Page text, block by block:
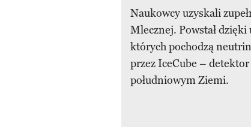
Naukowcy uzyskali
Mlecznej. Powstał dzięki
których pochodzą
przez IceCube –
południowym Ziemi.